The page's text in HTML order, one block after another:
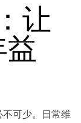
让
可少。日常维